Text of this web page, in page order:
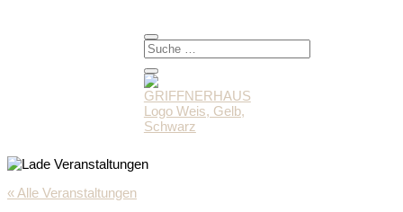
« Alle Veranstaltungen